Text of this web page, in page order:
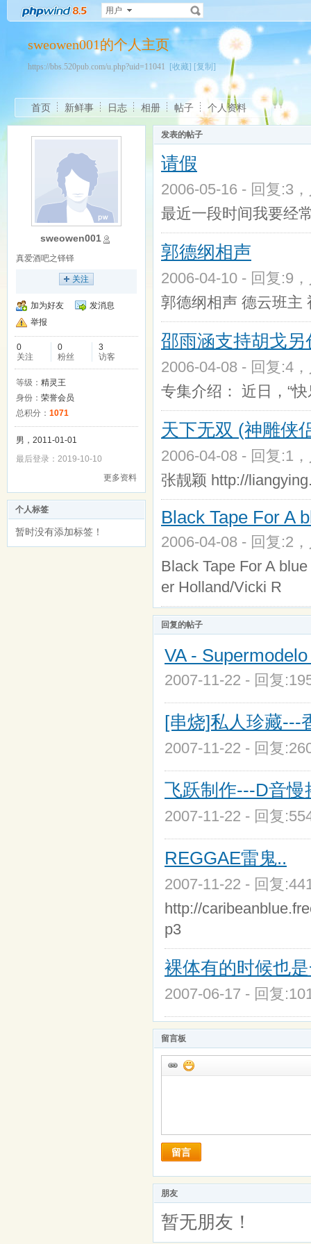
用户
sweowen001的个人主页
https://bbs.520pub.com/u.php?uid=11041 [收藏] [复制]
首页 新鲜事 日志 相册 帖子 个人资料
sweowen001
真爱酒吧之铎铎
关注
加为好友
发消息
举报
0
关注
0
粉丝
3
访客
等级： 精灵王
身份： 荣誉会员
总积分： 1071
男，2011-01-01
最后登录：2019-10-10
更多资料
个人标签
暂时没有添加标签！
发表的帖子
请假
2006-05-16 - 回复:3
最近一段时间我要经
郭德纲相声
2006-04-10 - 回复:9
郭德纲相声 德云班主
邵雨涵支持胡戈
2006-04-08 - 回复:4
专集介绍： 近日，“
天下无双 (神雕侠
2006-04-08 - 回复:1
张靓颖 http://
Black Tape For A
2006-04-08 - 回复:2
Black Tape For A
er Holland/Vicki R
回复的帖子
VA -
2007-11-22 - 回复
[串烧]私人珍藏---
2007-11-22 - 回复
飞跃制作---D音慢
2007-11-22 - 回复
REGGAE雷鬼..
2007-11-22 - 回复
http://
p3
裸体有的时候也
2007-06-17 - 回复
留言板
留言
朋友
暂无朋友！